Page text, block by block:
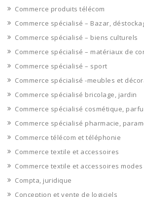
Commerce produits télécom
Commerce spécialisé – Bazar,
Commerce spécialisé – biens culturels
Commerce spécialisé – matériaux de
Commerce spécialisé – sport
Commerce spécialisé -meubles et
Commerce spécialisé bricolage, jardin
Commerce spécialisé cosmétique,
Commerce spécialisé pharmacie,
Commerce télécom et téléphonie
Commerce textile et accessoires
Commerce textile et accessoires modes
Compta, juridique
Conception et vente de logiciels